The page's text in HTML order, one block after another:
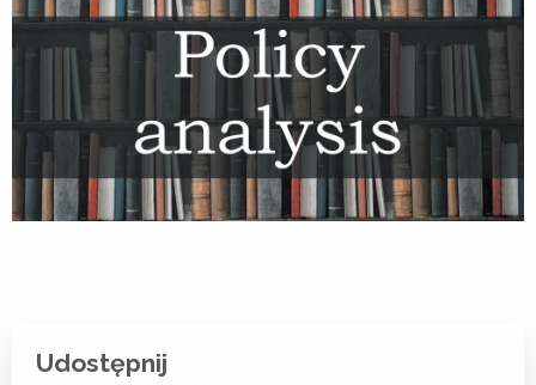
Udostępnij